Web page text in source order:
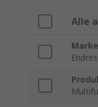
Alle
Marke